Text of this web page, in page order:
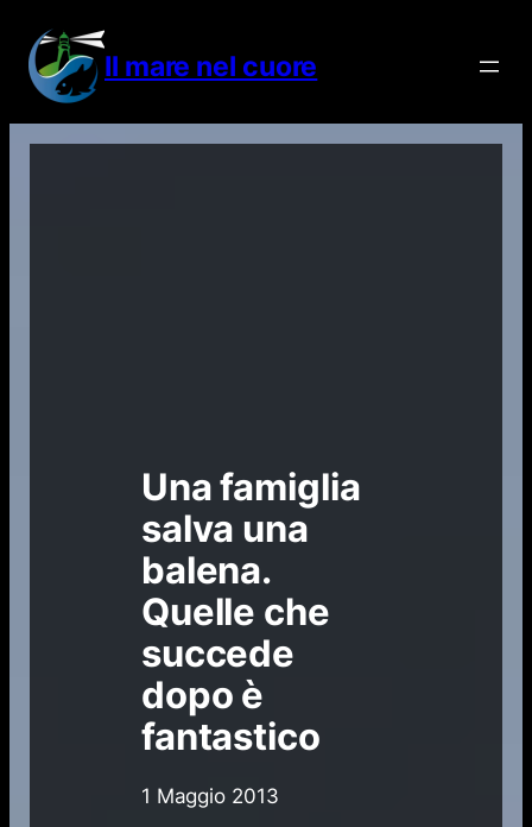
contenuto
Il mare nel cuore
Una famiglia
salva una
balena.
Quelle che
succede
dopo è
fantastico
1 Maggio 2013